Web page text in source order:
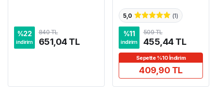
%22
indirim
840 TL
651,04 TL
5,0 (1)
%11
indirim
509 TL
455,44 TL
Sepette %10 İndirim
409,90 TL